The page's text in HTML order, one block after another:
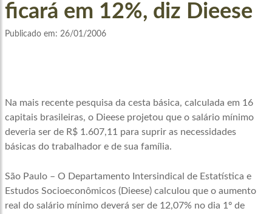
ficará em 12%, diz Dieese
Publicado em: 26/01/2006
Na mais recente pesquisa da cesta básica, calculada em 16
capitais brasileiras, o Dieese projetou que o salário mínimo
deveria ser de R$ 1.607,11 para suprir as necessidades
básicas do trabalhador e de sua família.
São Paulo – O Departamento Intersindical de Estatística e
Estudos Socioeconômicos (Dieese) calculou que o aumento
real do salário mínimo deverá ser de 12,07% no dia 1º de